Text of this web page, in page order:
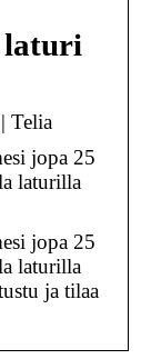
laturi
Telia
jopa 25
laturilla
jopa 25
laturilla
ja tilaa